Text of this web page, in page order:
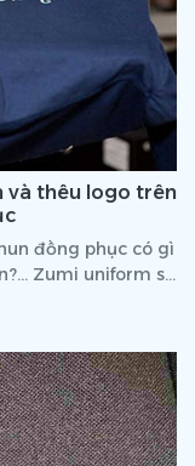
và thêu logo trên
đồng phục có gì
sẽ
đó qua bài viết